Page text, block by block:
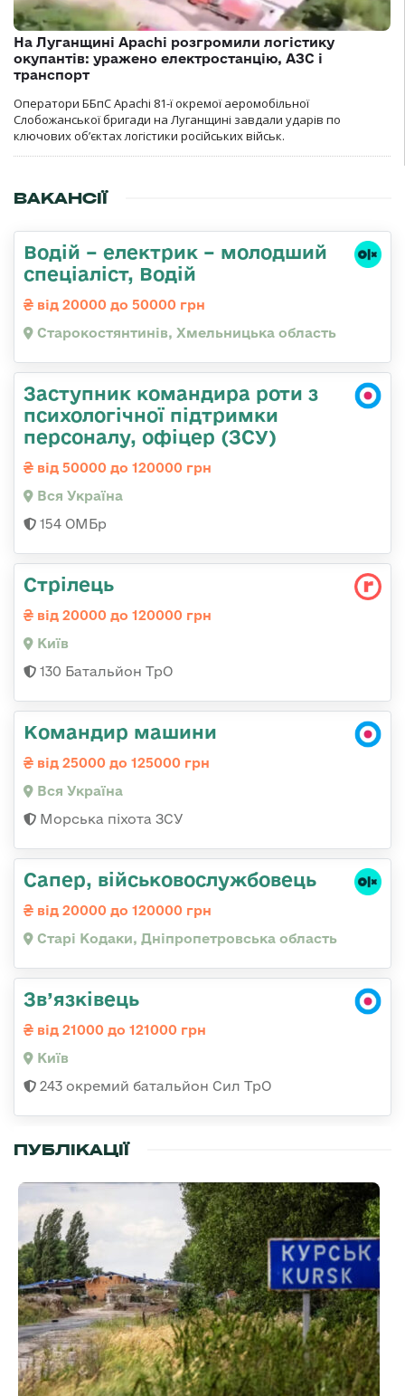
На Луганщині Apachi розгромили логістику
окупантів: уражено електростанцію, АЗС і
транспорт
Оператори ББпС Apachi 81-ї окремої аеромобільної
Слобожанської бригади на Луганщині завдали ударів по
ключових об’єктах логістики російських військ.
ВАКАНСІЇ
Водій – електрик – молодший
спеціаліст, Водій
від 20000 до 50000 грн
Старокостянтинів, Хмельницька область
Заступник командира роти з
психологічної підтримки
персоналу, офіцер (ЗСУ)
від 50000 до 120000 грн
Вся Україна
154 ОМБр
Стрілець
від 20000 до 120000 грн
Київ
130 Батальйон ТрО
Командир машини
від 25000 до 125000 грн
Вся Україна
Морська піхота ЗСУ
Сапер, військовослужбовець
від 20000 до 120000 грн
Старі Кодаки, Дніпропетровська область
Зв’язківець
від 21000 до 121000 грн
Київ
243 окремий батальйон Сил ТрО
ПУБЛІКАЦІЇ